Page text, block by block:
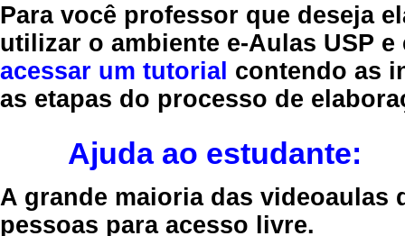
Para você professor que deseja
utilizar o ambiente e-Aulas USP
acessar um tutorial contendo as
as etapas do processo de
Ajuda ao estudante:
A grande maioria das videoaulas
pessoas para acesso livre.